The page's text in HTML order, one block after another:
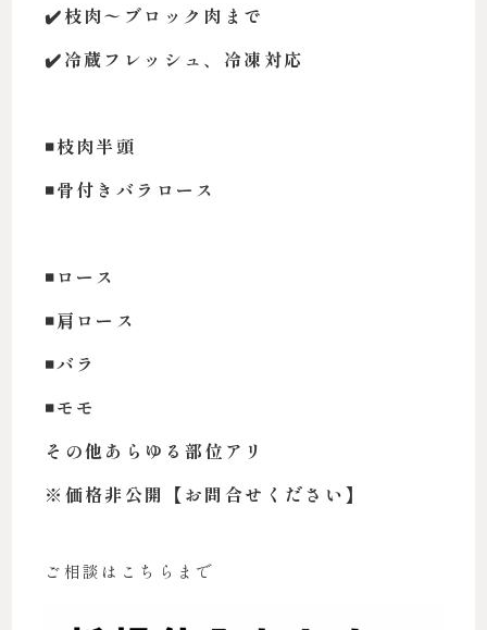
✔️枝肉〜ブロック肉まで
✔️冷蔵フレッシュ、冷凍対応
◾️枝肉半頭
◾️骨付きバラロース
◾️ロース
◾️肩ロース
◾️バラ
◾️モモ
その他あらゆる部位アリ
※価格非公開【お問合せください】
ご相談はこちらまで